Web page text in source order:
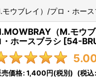
モウブレイ）/プロ・ホー
（M.モウ
・ホースブラシ [54-
売価格:1,400円(税別) (税込: